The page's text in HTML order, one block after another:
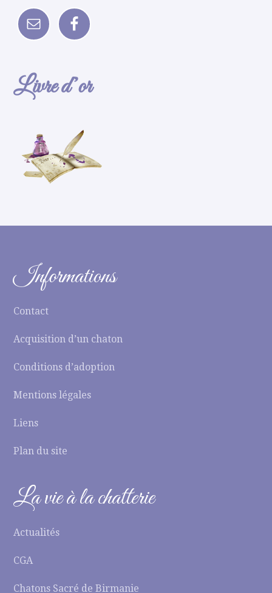
Livre d’or
Informations
Contact
Acquisition d’un chaton
Conditions d’adoption
Mentions légales
Liens
Plan du site
La vie à la chatterie
Actualités
CGA
Chatons Sacré de Birmanie